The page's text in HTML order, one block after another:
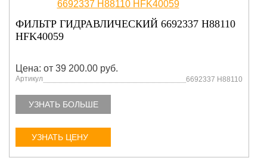
ФИЛЬТР ГИДРАВЛИЧЕСКИЙ 6692337 H88110
HFK40059
Цена: от 39 200.00 руб.
Артикул 6692337 H88110
УЗНАТЬ БОЛЬШЕ
УЗНАТЬ ЦЕНУ